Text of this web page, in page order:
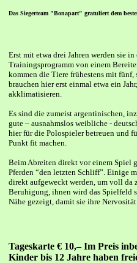
Das Siegerteam "Bonapart" gratuliert dem
Erst mit etwa drei Jahren werden sie
Trainingsprogramm von einem
kommen die Tiere frühestens mit fünf,
brauchen hier erst einmal etwa ein
akklimatisieren.
Es sind die zumeist argentinischen,
gute – ausnahmslos weibliche -
hier für die Polospieler betreuen und
Punkt fit machen.
Beim Abreiten direkt vor einem Spiel
Pferden “den letzten Schliff”. Einige
direkt aufgeweckt werden, um voll da
Beruhigung, ihnen wird das Spielfeld
Nähe gezeigt, damit sie ihre
Tageskarte € 10,– Im Preis
Kinder bis 12 Jahre haben